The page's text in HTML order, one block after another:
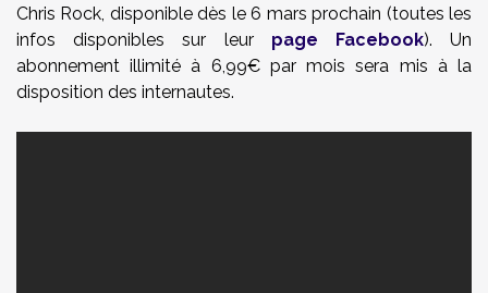
Chris Rock, disponible dès le 6 mars prochain (toutes les
infos disponibles sur leur page Facebook). Un
abonnement illimité à 6,99€ par mois sera mis à la
disposition des internautes.